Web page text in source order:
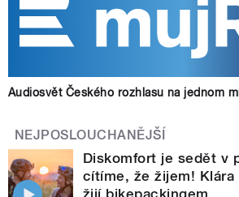
Audiosvět Českého rozhlasu na jednom
NEJPOSLOUCHANĚJŠÍ
Diskomfort je sedět v
cítíme, že žijem! Klára
žijí bikepackingem